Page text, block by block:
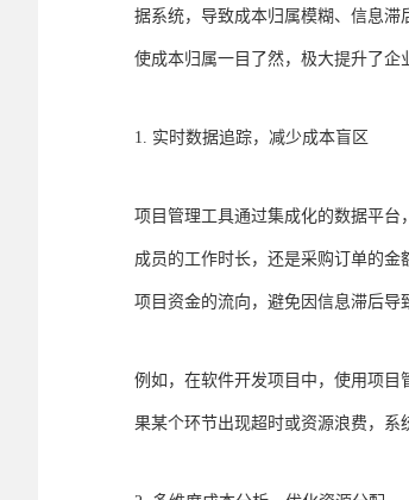
据系统，导致成本归属模糊、信息
使成本归属一目了然，极大提升了企
1. 实时数据追踪，减少成本盲区
项目管理工具通过集成化的数据平
成员的工作时长，还是采购订单的
项目资金的流向，避免因信息滞后导
例如，在软件开发项目中，使用项
果某个环节出现超时或资源浪费，系